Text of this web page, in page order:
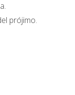
prójimo.